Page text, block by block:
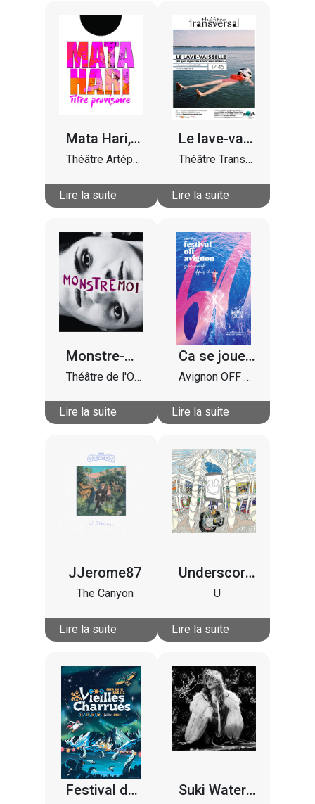
Mata Hari, titre provisoire
Théâtre Artéphile
Lire la suite
Le lave-vaisselle
Théâtre Transversal
Lire la suite
Monstre-moi
Théâtre de l'Oriflamme
Lire la suite
Ca se joue à Avignon et on vous en avait déjà parlé !
Avignon OFF 2026
Lire la suite
JJerome87
The Canyon
Lire la suite
Underscores
U
Lire la suite
Festival des Vieilles Charrues 2026 Suki Waterhouse